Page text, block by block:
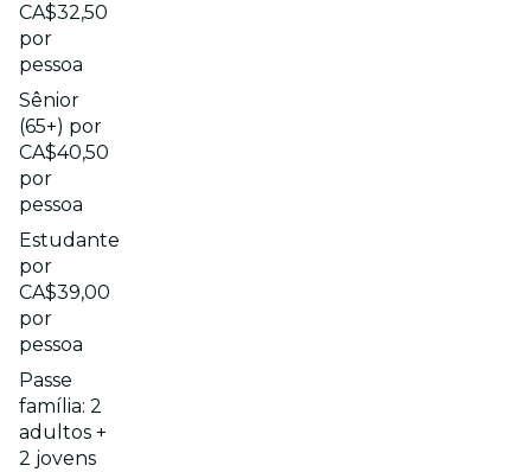
CA$32,50
por
pessoa
Sênior
(65+) por
CA$40,50
por
pessoa
Estudante
por
CA$39,00
por
pessoa
Passe
família: 2
adultos +
2 jovens